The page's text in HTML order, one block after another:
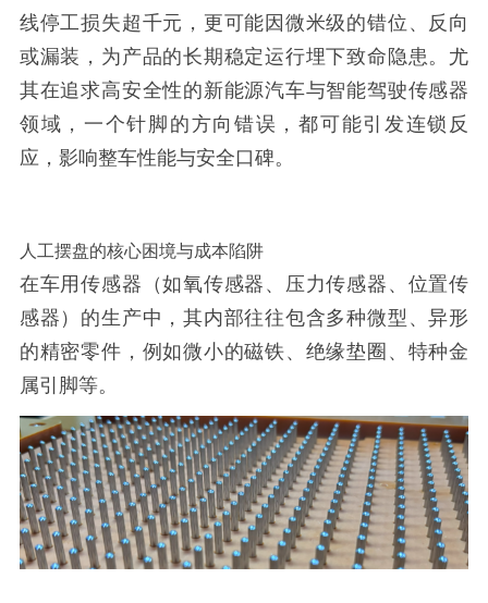
线停工损失超千元，更可能因微米级的错位、反向
或漏装，为产品的长期稳定运行埋下致命隐患。尤
其在追求高安全性的新能源汽车与智能驾驶传感器
领域，一个针脚的方向错误，都可能引发连锁反
应，影响整车性能与安全口碑。
人工摆盘的核心困境与成本陷阱
在车用传感器（如氧传感器、压力传感器、位置传
感器）的生产中，其内部往往包含多种微型、异形
的精密零件，例如微小的磁铁、绝缘垫圈、特种金
属引脚等。